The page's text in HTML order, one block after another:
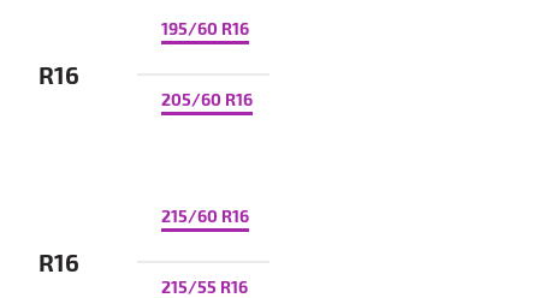
R16
195/60 R16
205/60 R16
R16
215/60 R16
215/55 R16